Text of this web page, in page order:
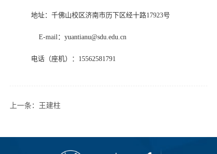
地址：千佛山校区济南市历下区经十路17923号
E-mail：yuantianu@sdu.edu.cn
电话（座机）： 15562581791
上一条： 王建柱